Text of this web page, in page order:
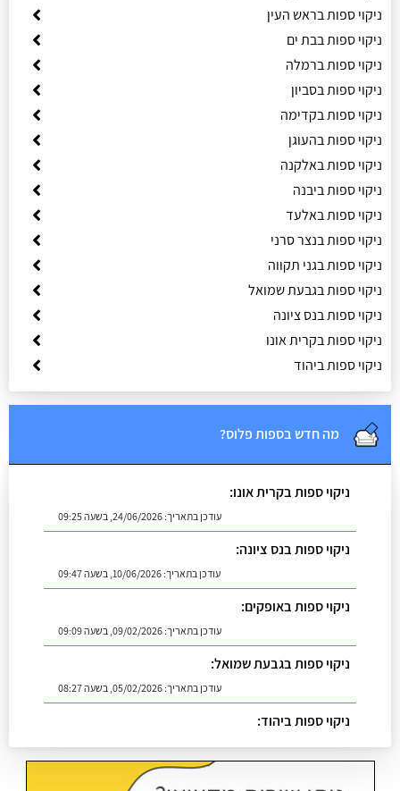
ניקוי ספות בראש העין
ניקוי ספות בבת ים
ניקוי ספות ברמלה
ניקוי ספות בסביון
ניקוי ספות בקדימה
ניקוי ספות בהעוגן
ניקוי ספות באלקנה
ניקוי ספות ביבנה
ניקוי ספות באלעד
ניקוי ספות בנצר סרני
ניקוי ספות בגני תקווה
ניקוי ספות בגבעת שמואל
ניקוי ספות בנס ציונה
ניקוי ספות בקרית אונו
ניקוי ספות ביהוד
מה חדש בספות פלוס?
ניקוי ספות בקרית אונו:
עודכן בתאריך:24/06/2026, בשעה 09:25
ניקוי ספות בנס ציונה:
עודכן בתאריך:10/06/2026, בשעה 09:47
ניקוי ספות באופקים:
עודכן בתאריך:09/02/2026, בשעה 09:09
ניקוי ספות בגבעת שמואל:
עודכן בתאריך:05/02/2026, בשעה 08:27
ניקוי ספות ביהוד:
עודכן בתאריך:02/07/2026, בשעה 08:53